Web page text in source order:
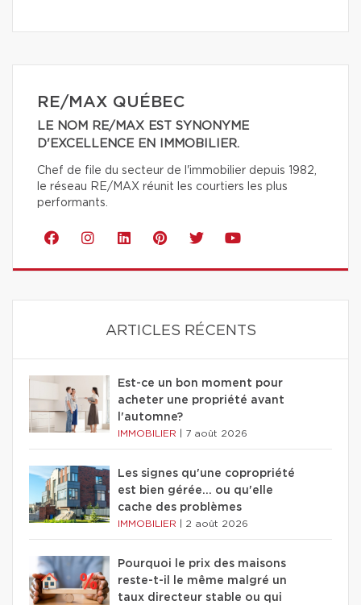
RE/MAX QUÉBEC
LE NOM RE/MAX EST SYNONYME
D'EXCELLENCE EN IMMOBILIER.
Chef de file du secteur de l'immobilier depuis 1982,
le réseau RE/MAX réunit les courtiers les plus
performants.
ARTICLES RÉCENTS
Est-ce un bon moment pour
acheter une propriété avant
l'automne?
IMMOBILIER 7 août 2026
Les signes qu'une copropriété
est bien gérée… ou qu'elle
cache des problèmes
IMMOBILIER 2 août 2026
Pourquoi le prix des maisons
reste-t-il le même malgré un
taux directeur stable ou qui